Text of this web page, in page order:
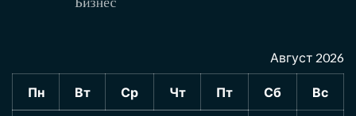
Август 2026
Пн Вт Ср Чт Пт Сб Вс